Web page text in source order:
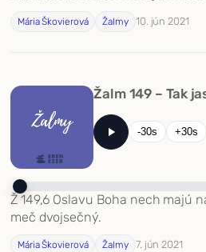
Mária Škovierová Žalmy 10. jún 2021
Žalm 149 – Tak
-30s +30s
Ž 149,6 Oslavu Boha nech majú
meč dvojsečný.
Mária Škovierová Žalmy 7. jún 2021